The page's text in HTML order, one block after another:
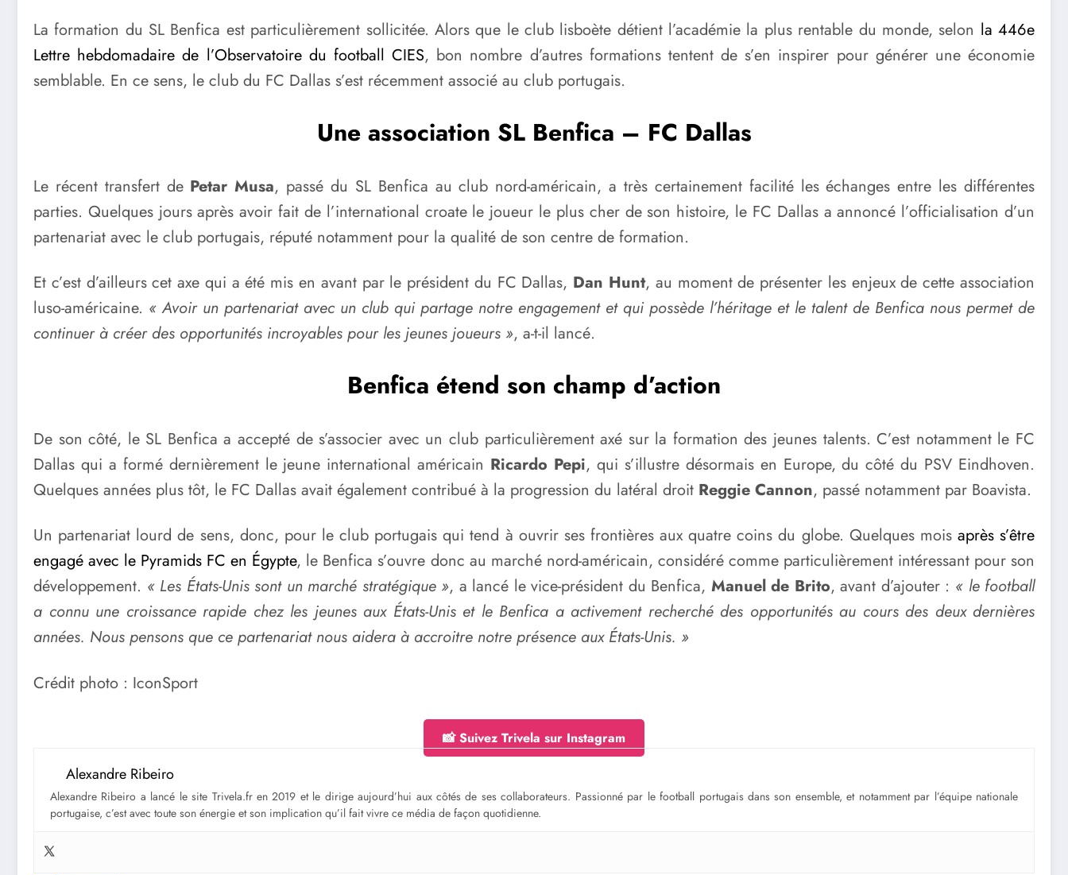
La formation du SL Benfica est particulièrement sollicitée. Alors que le club lisboète détient l’académie la plus rentable du monde, selon la 446e
Lettre hebdomadaire de l’Observatoire du football CIES, bon nombre d’autres formations tentent de s’en inspirer pour générer une économie
semblable. En ce sens, le club du FC Dallas s’est récemment associé au club portugais.
Une association SL Benfica – FC Dallas
Le récent transfert de Petar Musa, passé du SL Benfica au club nord-américain, a très certainement facilité les échanges entre les différentes
parties. Quelques jours après avoir fait de l’international croate le joueur le plus cher de son histoire, le FC Dallas a annoncé l’officialisation d’un
partenariat avec le club portugais, réputé notamment pour la qualité de son centre de formation.
Et c’est d’ailleurs cet axe qui a été mis en avant par le président du FC Dallas, Dan Hunt, au moment de présenter les enjeux de cette association
luso-américaine. « Avoir un partenariat avec un club qui partage notre engagement et qui possède l’héritage et le talent de Benfica nous permet de
continuer à créer des opportunités incroyables pour les jeunes joueurs », a-t-il lancé.
Benfica étend son champ d’action
De son côté, le SL Benfica a accepté de s’associer avec un club particulièrement axé sur la formation des jeunes talents. C’est notamment le FC
Dallas qui a formé dernièrement le jeune international américain Ricardo Pepi, qui s’illustre désormais en Europe, du côté du PSV Eindhoven.
Quelques années plus tôt, le FC Dallas avait également contribué à la progression du latéral droit Reggie Cannon, passé notamment par Boavista.
Un partenariat lourd de sens, donc, pour le club portugais qui tend à ouvrir ses frontières aux quatre coins du globe. Quelques mois après s’être
engagé avec le Pyramids FC en Égypte, le Benfica s’ouvre donc au marché nord-américain, considéré comme particulièrement intéressant pour son
développement. « Les États-Unis sont un marché stratégique », a lancé le vice-président du Benfica, Manuel de Brito, avant d’ajouter : « le football
a connu une croissance rapide chez les jeunes aux États-Unis et le Benfica a activement recherché des opportunités au cours des deux dernières
années. Nous pensons que ce partenariat nous aidera à accroitre notre présence aux États-Unis. »
Crédit photo : IconSport
📸 Suivez Trivela sur Instagram
Alexandre Ribeiro
Alexandre Ribeiro a lancé le site Trivela.fr en 2019 et le dirige aujourd’hui aux côtés de ses collaborateurs. Passionné par le football portugais dans son ensemble, et notamment par l’équipe nationale
portugaise, c’est avec toute son énergie et son implication qu’il fait vivre ce média de façon quotidienne.